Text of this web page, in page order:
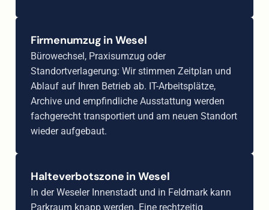
Firmenumzug in Wesel
Bürowechsel, Praxisumzug oder
Standortverlagerung: Wir stimmen Zeitplan und
Ablauf auf Ihren Betrieb ab. IT-Arbeitsplätze,
Archive und empfindliche Ausstattung werden
fachgerecht transportiert und am neuen Standort
wieder aufgebaut.
Halteverbotszone in Wesel
In der Weseler Innenstadt und in Feldmark kann
Parkraum knapp werden. Eine rechtzeitig